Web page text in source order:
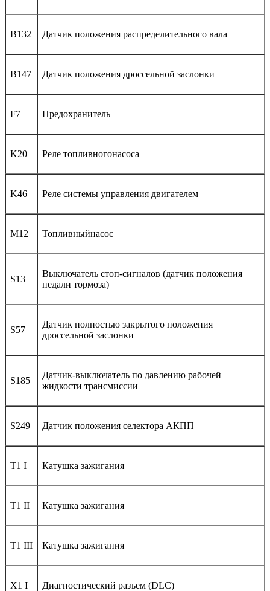
B132 Датчик положения распределительного вала
B147 Датчик положения дроссельной заслонки
F7 Предохранитель
K20 Реле топливногонасоса
K46 Реле системы управления двигателем
M12 Топливныйнасос
S13
Выключатель стоп-сигналов (датчик положения
педали тормоза)
S57
Датчик полностью закрытого положения
дроссельной заслонки
S185
Датчик-выключатель по давлению рабочей
жидкости трансмиссии
S249 Датчик положения селектора АКПП
T1 I Катушка зажигания
T1 II Катушка зажигания
T1 III Катушка зажигания
X1 I Диагностический разъем (DLC)